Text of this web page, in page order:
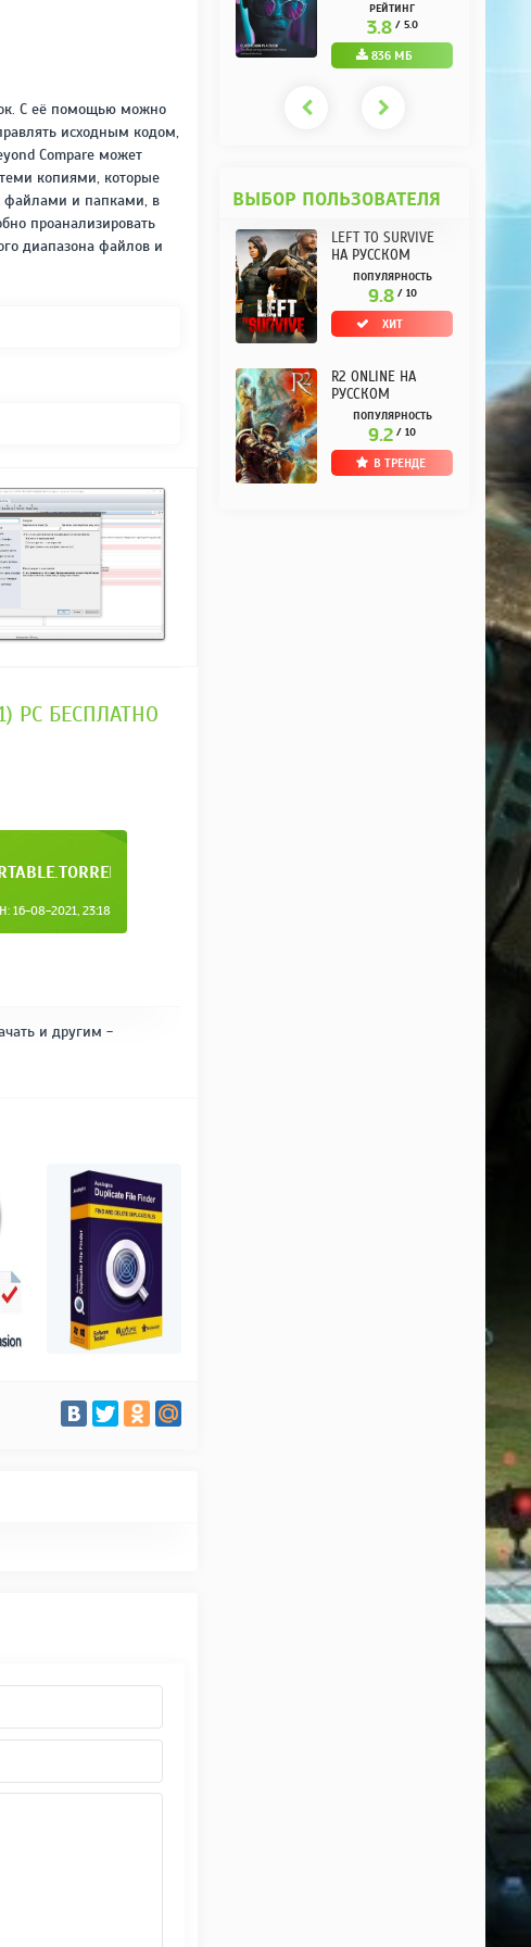
С её помощью можно
исходным кодом,
Compare может
копиями, которые
файлами и папками, в
проанализировать
диапазона файлов и
PC БЕСПЛАТНО
16-08-2021, 23:18
и другим -
(10.3.0.10) НА
РУССКОМ REPACK
ОТ KPOJIUK
РЕЙТИНГ
3.8 / 5.0
836 МБ
ВЫБОР ПОЛЬЗОВАТЕЛЯ
LEFT TO SURVIVE
НА РУССКОМ
ПОПУЛЯРНОСТЬ
9.8 / 10
ХИТ
R2 ONLINE НА
РУССКОМ
ПОПУЛЯРНОСТЬ
9.2 / 10
В ТРЕНДЕ